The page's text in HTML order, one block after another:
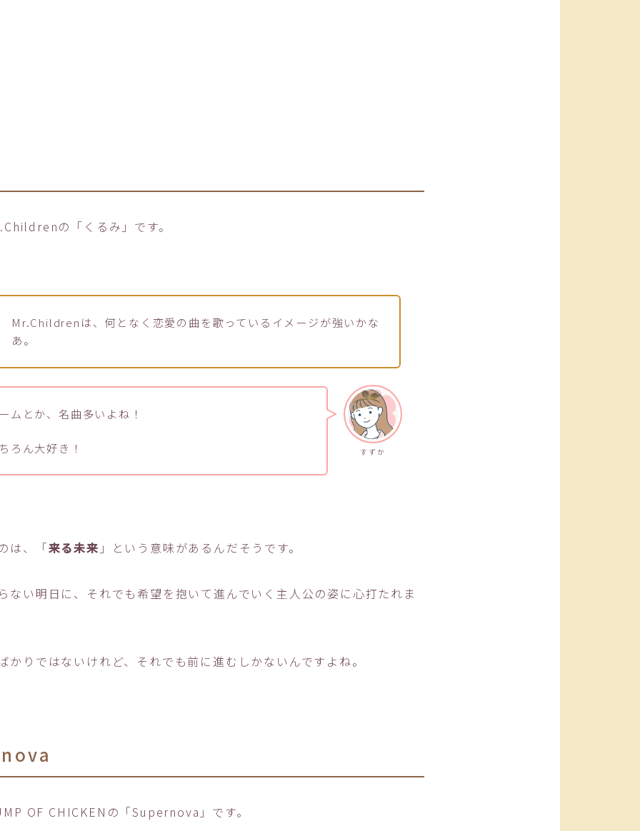
の「くるみ」です。
Mr.Childrenは、何となく恋愛の曲を歌っているイメージが強いかな
あ。
すずか
ムとか、名曲多いよね！
ろん大好き！
は、「来る未来 」という意味があるんだそうです。
ない明日に、それでも希望を抱いて進んでいく主人公の姿に心打たれま
かりではないけれど、それでも前に進むしかないんですよね。
OF CHICKENの「Supernova」です。